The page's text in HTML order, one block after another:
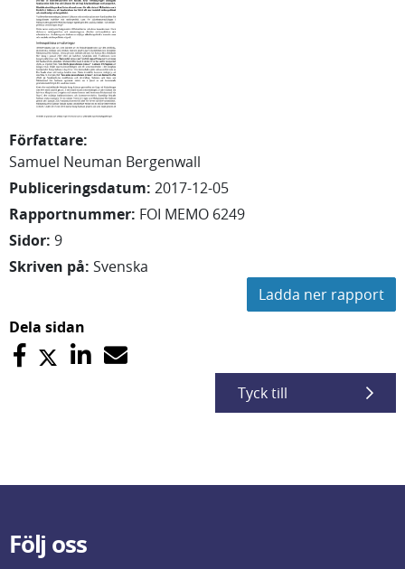
Författare:
Samuel Neuman Bergenwall
Publiceringsdatum: 2017-12-05
Rapportnummer: FOI MEMO 6249
Sidor: 9
Skriven på: Svenska
Ladda ner rapport
Dela sidan
Tyck till
Följ oss